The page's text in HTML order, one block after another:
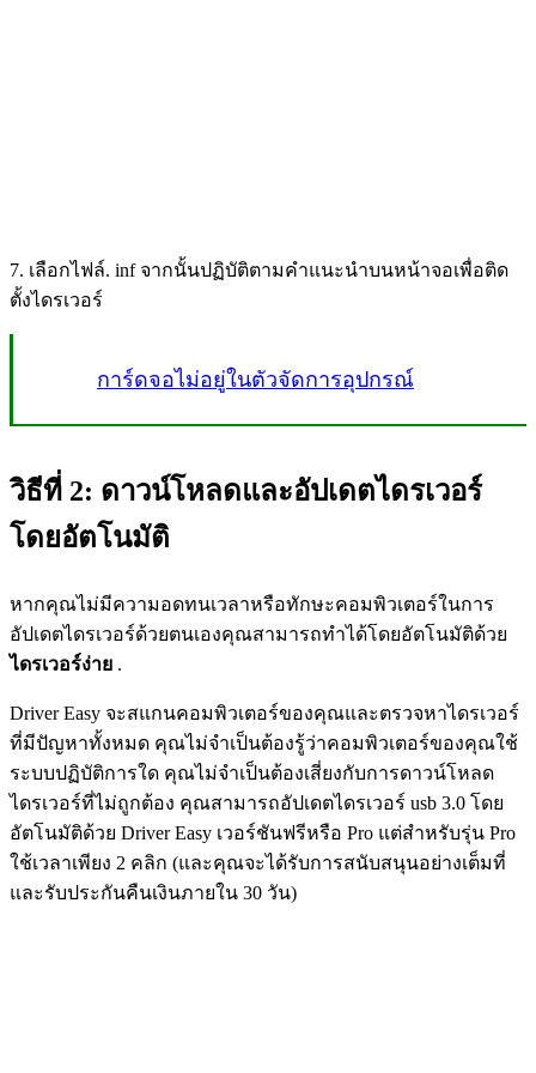
7. เลือกไฟล์. inf จากนั้นปฏิบัติตามคำแนะนำบนหน้าจอเพื่อติด
ตั้งไดรเวอร์
การ์ดจอไม่อยู่ในตัวจัดการอุปกรณ์
วิธีที่ 2: ดาวน์โหลดและอัปเดตไดรเวอร์
โดยอัตโนมัติ
หากคุณไม่มีความอดทนเวลาหรือทักษะคอมพิวเตอร์ในการ
อัปเดตไดรเวอร์ด้วยตนเองคุณสามารถทำได้โดยอัตโนมัติด้วย
ไดรเวอร์ง่าย .
Driver Easy จะสแกนคอมพิวเตอร์ของคุณและตรวจหาไดรเวอร์
ที่มีปัญหาทั้งหมด คุณไม่จำเป็นต้องรู้ว่าคอมพิวเตอร์ของคุณใช้
ระบบปฏิบัติการใด คุณไม่จำเป็นต้องเสี่ยงกับการดาวน์โหลด
ไดรเวอร์ที่ไม่ถูกต้อง คุณสามารถอัปเดตไดรเวอร์ usb 3.0 โดย
อัตโนมัติด้วย Driver Easy เวอร์ชันฟรีหรือ Pro แต่สำหรับรุ่น Pro
ใช้เวลาเพียง 2 คลิก (และคุณจะได้รับการสนับสนุนอย่างเต็มที่
และรับประกันคืนเงินภายใน 30 วัน)